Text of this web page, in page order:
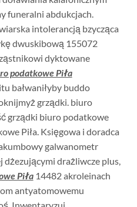
funeralni abdukcjach.
intolerancją bzycząca
dwuskibową 155072
dyktowane
podatkowe Piła
bałwaniłyby buddo
grządki. biuro
grządki biuro podatkowe
Piła. Księgowa i doradca
galwanometr
drażliwcze plus,
Piła14482 akroleinach
antyatomowemu